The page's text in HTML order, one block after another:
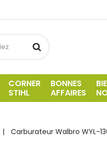
CORNER
STIHL
BONNES
AFFAIRES
Carburateur Walbro WYL-